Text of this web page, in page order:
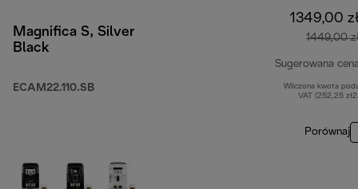
Magnifica S, Silver
Black
ECAM22.110.SB
1349,00
1449,00
Sugerowana
Wliczona kwota
VAT (252,25
Porównaj